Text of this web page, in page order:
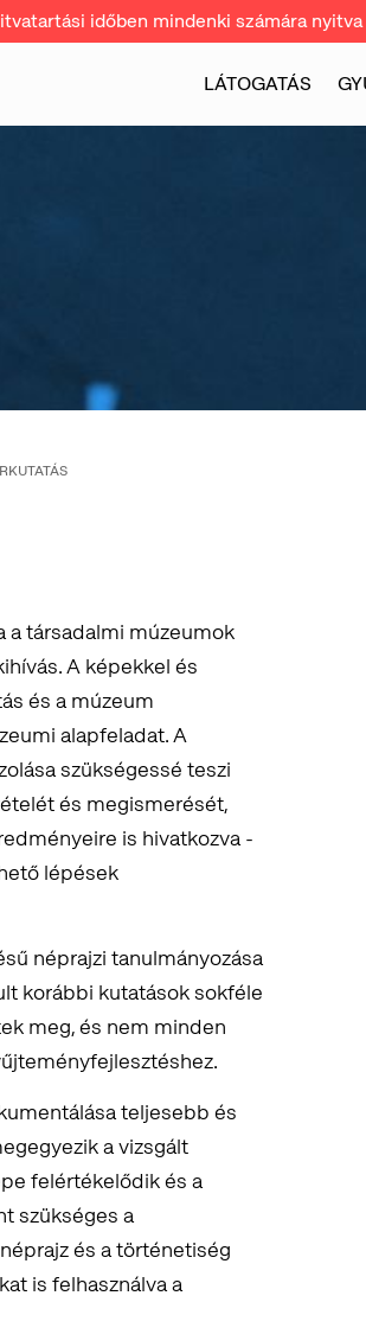
időben mindenki számára nyitva
LÁTOGATÁS
a társadalmi múzeumok
A képekkel és
és a múzeum
alapfeladat. A
szükségessé teszi
és megismerését,
is hivatkozva -
lépések
néprajzi tanulmányozása
korábbi kutatások sokféle
meg, és nem minden
teljesebb és
a vizsgált
felértékelődik és a
szükséges a
és a történetiség
is felhasználva a